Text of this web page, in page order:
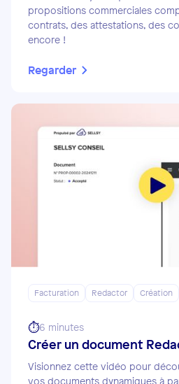
propositions commerciales
contrats, des attestations, des
encore !
Regarder
Facturation Redactor Création
⏱️6 minutes
Créer un document
Visionnez cette vidéo pour
vos documents dynamiques à